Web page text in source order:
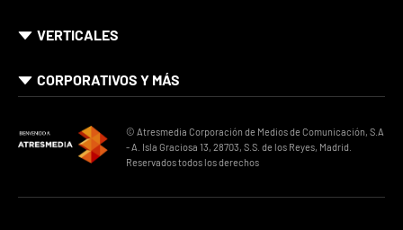
VERTICALES
CORPORATIVOS Y MÁS
© Atresmedia Corporación de Medios de Comunicación, S.A
- A. Isla Graciosa 13, 28703, S.S. de los Reyes, Madrid.
Reservados todos los derechos